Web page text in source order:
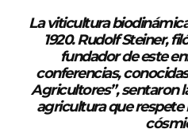
La viticultura
1920. Rudolf Steiner,
fundador de este
conferencias,
Agricultores”, sentaron
agricultura que respete